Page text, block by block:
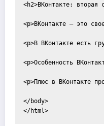
<h2>ВКонтакте: вторая
<p>ВКонтакте — это
<p>В ВКонтакте есть
<p>Особенность
<p>Плюс в ВКонтакте
</body>
</html>